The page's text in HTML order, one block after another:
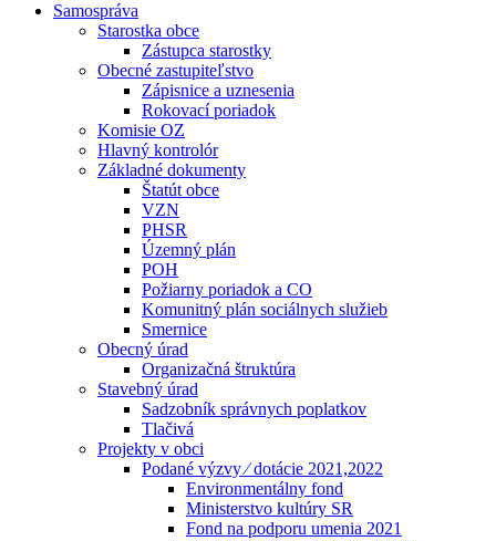
Samospráva
Starostka obce
Zástupca starostky
Obecné zastupiteľstvo
Zápisnice a uznesenia
Rokovací poriadok
Komisie OZ
Hlavný kontrolór
Základné dokumenty
Štatút obce
VZN
PHSR
Územný plán
POH
Požiarny poriadok a CO
Komunitný plán sociálnych služieb
Smernice
Obecný úrad
Organizačná štruktúra
Stavebný úrad
Sadzobník správnych poplatkov
Tlačivá
Projekty v obci
Podané výzvy ⁄ dotácie 2021,2022
Environmentálny fond
Ministerstvo kultúry SR
Fond na podporu umenia 2021